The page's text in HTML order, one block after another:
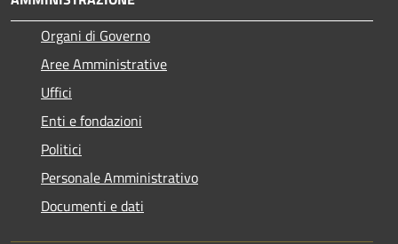
Organi di Governo
Aree Amministrative
Uffici
Enti e fondazioni
Politici
Personale Amministrativo
Documenti e dati